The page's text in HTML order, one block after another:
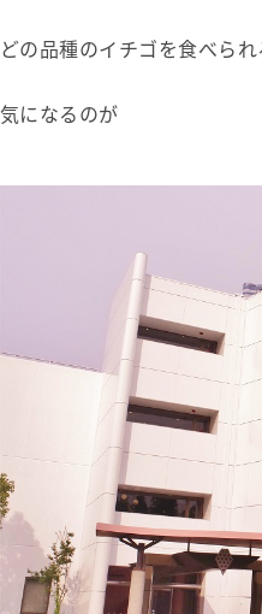
どの品種のイチゴを食べら
気になるのが